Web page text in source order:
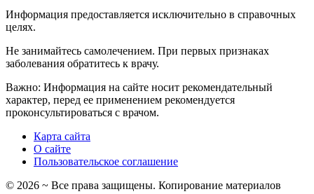
Информация предоставляется исключительно в справочных
целях.
Не занимайтесь самолечением. При первых признаках
заболевания обратитесь к врачу.
Важно: Информация на сайте носит рекомендательный
характер, перед ее применением рекомендуется
проконсультироваться с врачом.
Карта сайта
О сайте
Пользовательское соглашение
© 2026 ~ Все права защищены. Копирование материалов